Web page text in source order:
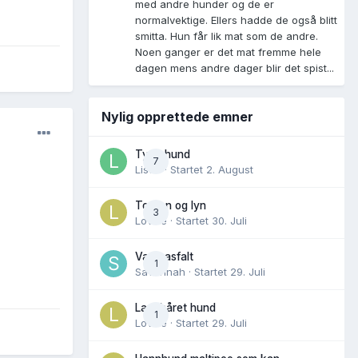
med andre hunder og de er
normalvektige. Ellers hadde de også blitt
smitta. Hun får lik mat som de andre.
Noen ganger er det mat fremme hele
dagen mens andre dager blir det spist...
Nylig opprettede emner
7
Tynn hund
Lisen
· Startet 2. August
3
Torden og lyn
Lovise · Startet 30. Juli
1
Varm asfalt
Savannah · Startet 29. Juli
1
Langhåret hund
Lovise · Startet 29. Juli